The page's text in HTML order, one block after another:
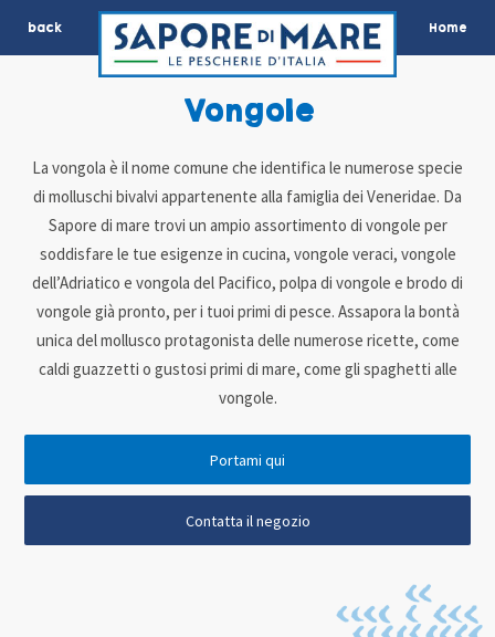
back Home
Vongole
La vongola è il nome comune che identifica le numerose specie
di molluschi bivalvi appartenente alla famiglia dei Veneridae. Da
Sapore di mare trovi un ampio assortimento di vongole per
soddisfare le tue esigenze in cucina, vongole veraci, vongole
dell’Adriatico e vongola del Pacifico, polpa di vongole e brodo di
vongole già pronto, per i tuoi primi di pesce. Assapora la bontà
unica del mollusco protagonista delle numerose ricette, come
caldi guazzetti o gustosi primi di mare, come gli spaghetti alle
vongole.
Portami qui
Contatta il negozio